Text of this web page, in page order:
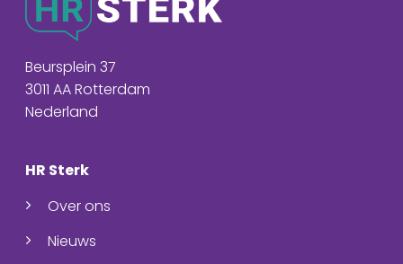
Beursplein 37
3011 AA Rotterdam
Nederland
HR Sterk
Over ons
Nieuws